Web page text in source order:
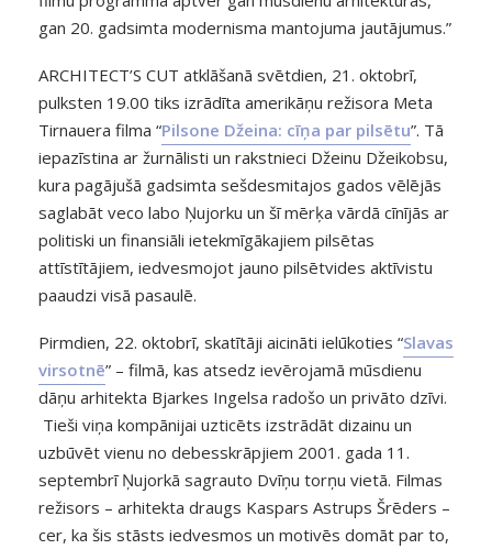
gan 20. gadsimta modernisma mantojuma jautājumus.”
ARCHITECT’S CUT atklāšanā svētdien, 21. oktobrī,
pulksten 19.00 tiks izrādīta amerikāņu režisora Meta
Tirnauera filma “Pilsone Džeina: cīņa par pilsētu”. Tā
iepazīstina ar žurnālisti un rakstnieci Džeinu Džeikobsu,
kura pagājušā gadsimta sešdesmitajos gados vēlējās
saglabāt veco labo Ņujorku un šī mērķa vārdā cīnījās ar
politiski un finansiāli ietekmīgākajiem pilsētas
attīstītājiem, iedvesmojot jauno pilsētvides aktīvistu
paaudzi visā pasaulē.
Pirmdien, 22. oktobrī, skatītāji aicināti ielūkoties “Slavas
virsotnē” – filmā, kas atsedz ievērojamā mūsdienu
dāņu arhitekta Bjarkes Ingelsa radošo un privāto dzīvi.
Tieši viņa kompānijai uzticēts izstrādāt dizainu un
uzbūvēt vienu no debesskrāpjiem 2001. gada 11.
septembrī Ņujorkā sagrauto Dvīņu torņu vietā. Filmas
režisors – arhitekta draugs Kaspars Astrups Šrēders –
cer, ka šis stāsts iedvesmos un motivēs domāt par to,